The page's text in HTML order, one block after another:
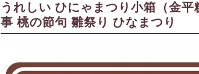
うれしい ひにゃまつり小箱（金
事 桃の節句 雛祭り ひなまつり